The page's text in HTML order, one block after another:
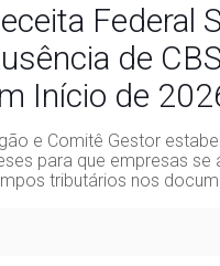
Federal
de
Início de
e Comitê Gestor
para que empresas
tributários nos